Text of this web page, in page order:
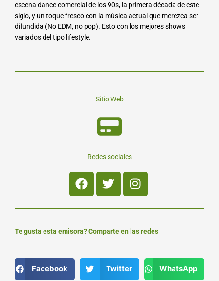
escena dance comercial de los 90s, la primera década de este
siglo, y un toque fresco con la música actual que merezca ser
difundida (No EDM, no pop). Esto con los mejores shows
variados del tipo lifestyle.
Sitio Web
Redes sociales
Facebook
TwitterInstagram
Te gusta esta emisora? Comparte en las redes
Facebook Twitter WhatsApp